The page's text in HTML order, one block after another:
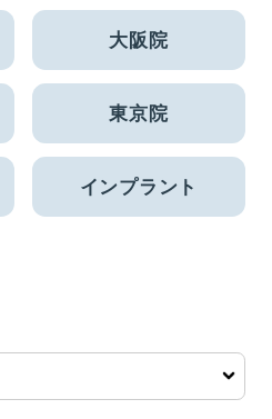
大阪院
東京院
インプラント